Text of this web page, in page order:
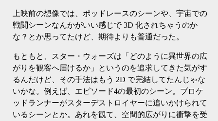
上映前の想像では、ポッドレースのシーンや、宇宙での
戦闘シーンなんかがいい感じで 3D 化されちゃうのか
な？とか思ってたけど、期待よりも普通だった。
もともと、スター・ウォーズは「どのように異世界の広
がりを観客へ届けるか」というのを追求してきた気がす
るんだけど、その手法はもう 2D で完結してたんじゃな
いかな。例えば、エピソード4の最初のシーン。ブロケ
ッドランナーがスターデストロイヤーに追いかけられて
いるシーンとか。あれを観て、空間的広がりに衝撃を受